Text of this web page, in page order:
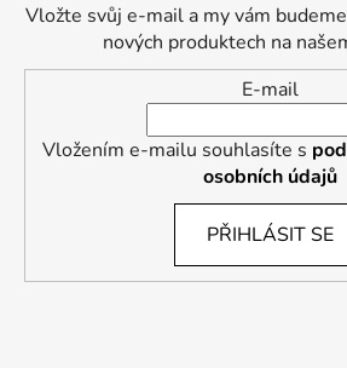
Vložte svůj e-mail a my vám
nových produktech na
E-mail
Vložením e-mailu souhlasíte s
osobních údajů
PŘIHLÁSIT SE